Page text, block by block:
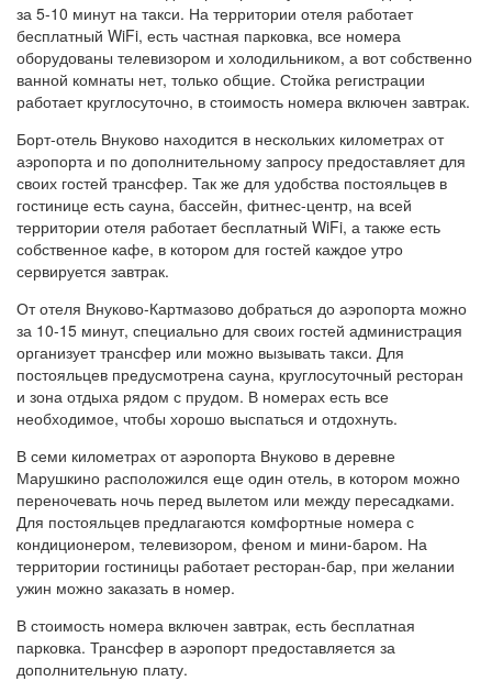
за 5-10 минут на такси. На территории отеля работает
бесплатный WiFi, есть частная парковка, все номера
оборудованы телевизором и холодильником, а вот собственно
ванной комнаты нет, только общие. Стойка регистрации
работает круглосуточно, в стоимость номера включен завтрак.
Борт-отель Внуково находится в нескольких километрах от
аэропорта и по дополнительному запросу предоставляет для
своих гостей трансфер. Так же для удобства постояльцев в
гостинице есть сауна, бассейн, фитнес-центр, на всей
территории отеля работает бесплатный WiFi, а также есть
собственное кафе, в котором для гостей каждое утро
сервируется завтрак.
От отеля Внуково-Картмазово добраться до аэропорта можно
за 10-15 минут, специально для своих гостей администрация
организует трансфер или можно вызывать такси. Для
постояльцев предусмотрена сауна, круглосуточный ресторан
и зона отдыха рядом с прудом. В номерах есть все
необходимое, чтобы хорошо выспаться и отдохнуть.
В семи километрах от аэропорта Внуково в деревне
Марушкино расположился еще один отель, в котором можно
переночевать ночь перед вылетом или между пересадками.
Для постояльцев предлагаются комфортные номера с
кондиционером, телевизором, феном и мини-баром. На
территории гостиницы работает ресторан-бар, при желании
ужин можно заказать в номер.
В стоимость номера включен завтрак, есть бесплатная
парковка. Трансфер в аэропорт предоставляется за
дополнительную плату.